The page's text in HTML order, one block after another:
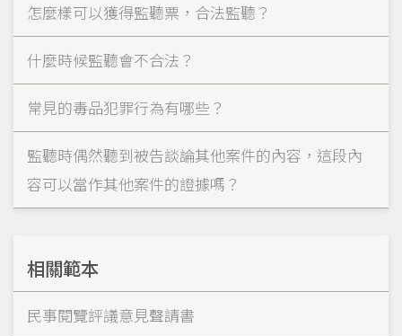
怎麼樣可以獲得監聽票，合法監聽？
什麼時候監聽會不合法？
常見的毒品犯罪行為有哪些？
監聽時偶然聽到被告談論其他案件的內容，這段內
容可以當作其他案件的證據嗎？
相關範本
民事閱覽評議意見聲請書